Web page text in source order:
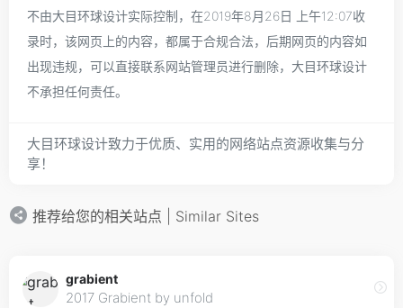
不由大目环球设计实际控制，在2019年8月26日 上午12:07收
录时，该网页上的内容，都属于合规合法，后期网页的内容如
出现违规，可以直接联系网站管理员进行删除，大目环球设计
不承担任何责任。
大目环球设计致力于优质、实用的网络站点资源收集与分
享！
推荐给您的相关站点 | Similar Sites
grabient
2017 Grabient by unfold